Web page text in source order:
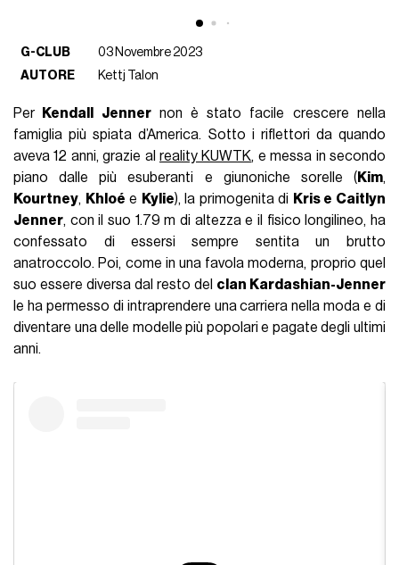
G-CLUB
03 Novembre 2023
AUTORE
Kettj Talon
PerKendall Jennernon è stato facile crescere nella
famiglia più spiata d’America. Sotto i riflettori da quando
aveva 12 anni, grazie al reality KUWTK, e messa in secondo
piano dalle più esuberanti e giunoniche sorelle ( Kim,
Kourtney, Khloé e Kylie), la primogenita di Kris e Caitlyn
Jenner, con il suo 1.79 m di altezza e il fisico longilineo, ha
confessato di essersi sempre sentita un brutto
anatroccolo. Poi, come in una favola moderna, proprio quel
suo essere diversa dal resto del clan Kardashian-Jenner
le ha permesso di intraprendere una carriera nella moda e di
diventare una delle modelle più popolari e pagate degli ultimi
anni.